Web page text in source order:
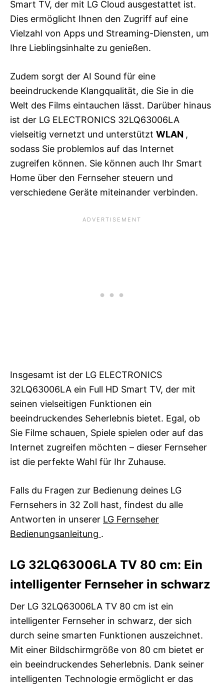
Smart TV, der mit LG Cloud ausgestattet ist.
Dies ermöglicht Ihnen den Zugriff auf eine
Vielzahl von Apps und Streaming-Diensten, um
Ihre Lieblingsinhalte zu genießen.
Zudem sorgt der AI Sound für eine
beeindruckende Klangqualität, die Sie in die
Welt des Films eintauchen lässt. Darüber hinaus
ist der LG ELECTRONICS 32LQ63006LA
vielseitig vernetzt und unterstützt WLAN ,
sodass Sie problemlos auf das Internet
zugreifen können. Sie können auch Ihr Smart
Home über den Fernseher steuern und
verschiedene Geräte miteinander verbinden.
Insgesamt ist der LG ELECTRONICS
32LQ63006LA ein Full HD Smart TV, der mit
seinen vielseitigen Funktionen ein
beeindruckendes Seherlebnis bietet. Egal, ob
Sie Filme schauen, Spiele spielen oder auf das
Internet zugreifen möchten – dieser Fernseher
ist die perfekte Wahl für Ihr Zuhause.
Falls du Fragen zur Bedienung deines LG
Fernsehers in 32 Zoll hast, findest du alle
Antworten in unserer LG Fernseher
Bedienungsanleitung .
LG 32LQ63006LA TV 80 cm: Ein
intelligenter Fernseher in schwarz
Der LG 32LQ63006LA TV 80 cm ist ein
intelligenter Fernseher in schwarz, der sich
durch seine smarten Funktionen auszeichnet.
Mit einer Bildschirmgröße von 80 cm bietet er
ein beeindruckendes Seherlebnis. Dank seiner
intelligenten Technologie ermöglicht er das